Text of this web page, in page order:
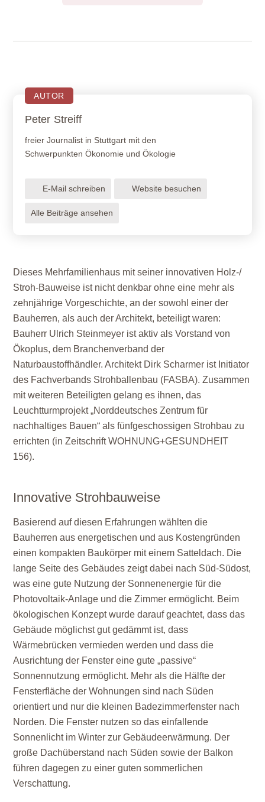
AUTOR
Peter Streiff
freier Journalist in Stuttgart mit den
Schwerpunkten Ökonomie und Ökologie
E-Mail schreiben Website besuchen
Alle Beiträge ansehen
Dieses Mehrfamilienhaus mit seiner innovativen Holz-/
Stroh-Bauweise ist nicht denkbar ohne eine mehr als
zehnjährige Vorgeschichte, an der sowohl einer der
Bauherren, als auch der Architekt, beteiligt waren:
Bauherr Ulrich Steinmeyer ist aktiv als Vorstand von
Ökoplus, dem Branchenverband der
Naturbaustoffhändler. Architekt Dirk Scharmer ist Initiator
des Fachverbands Strohballenbau (FASBA). Zusammen
mit weiteren Beteiligten gelang es ihnen, das
Leuchtturmprojekt „Norddeutsches Zentrum für
nachhaltiges Bauen“ als fünfgeschossigen Strohbau zu
errichten (in Zeitschrift WOHNUNG+GESUNDHEIT
156).
Innovative Strohbauweise
Basierend auf diesen Erfahrungen wählten die
Bauherren aus energetischen und aus Kostengründen
einen kompakten Baukörper mit einem Satteldach. Die
lange Seite des Gebäudes zeigt dabei nach Süd-Südost,
was eine gute Nutzung der Sonnenenergie für die
Photovoltaik-Anlage und die Zimmer ermöglicht. Beim
ökologischen Konzept wurde darauf geachtet, dass das
Gebäude möglichst gut gedämmt ist, dass
Wärmebrücken vermieden werden und dass die
Ausrichtung der Fenster eine gute „passive“
Sonnennutzung ermöglicht. Mehr als die Hälfte der
Fensterfläche der Wohnungen sind nach Süden
orientiert und nur die kleinen Badezimmerfenster nach
Norden. Die Fenster nutzen so das einfallende
Sonnenlicht im Winter zur Gebäudeerwärmung. Der
große Dachüberstand nach Süden sowie der Balkon
führen dagegen zu einer guten sommerlichen
Verschattung.